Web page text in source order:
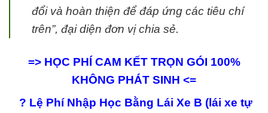
đổi và hoàn thiện để đáp ứng các tiêu chí
trên”, đại diện đơn vị chia sẻ.
=> HỌC PHÍ CAM KẾT TRỌN GÓI 100%
KHÔNG PHÁT SINH <=
? Lệ Phí Nhập Học Bằng Lái Xe B (lái xe tự